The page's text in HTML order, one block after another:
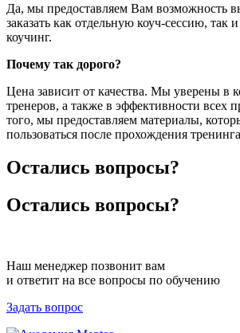
Да, мы предоставляем Вам возможность
заказать как отдельную коуч-сессию, так
коучинг.
Почему так дорого?
Цена зависит от качества. Мы уверены в
тренеров, а также в эффективности всех
того, мы предоставляем материалы,
пользоваться после прохождения
Остались вопросы?
Остались вопросы?
Наш менеджер позвонит вам
и ответит на все вопросы по обучению
Задать вопрос